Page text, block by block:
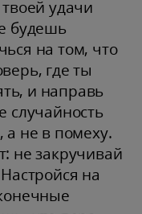
удачи
будешь
на том, что
где ты
и направь
случайность
а не в помеху.
не закручивай
на